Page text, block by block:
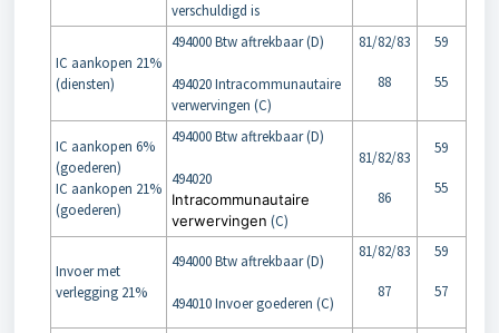
verschuldigd is
IC aankopen 21%
(diensten)
494000 Btw aftrekbaar (D)
494020 Intracommunautaire
verwervingen (C)
81/82/83
88
59
55
IC aankopen 6%
(goederen)
IC aankopen 21%
(goederen)
494000 Btw aftrekbaar (D)
494020
Intracommunautaire
verwervingen (C)
81/82/83
86
59
55
Invoer met
verlegging 21%
494000 Btw aftrekbaar (D)
494010 Invoer goederen (C)
81/82/83
87
59
57